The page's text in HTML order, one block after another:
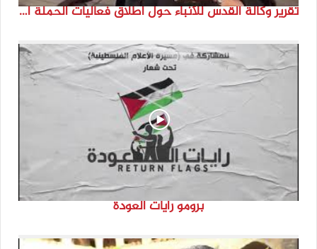
تقرير وكالة القدس للأنباء حول اطلاق فعاليات الحملة الدولية للحفاظ على الهوية الفلسطينية ” انتماء”
برومو رايات العودة